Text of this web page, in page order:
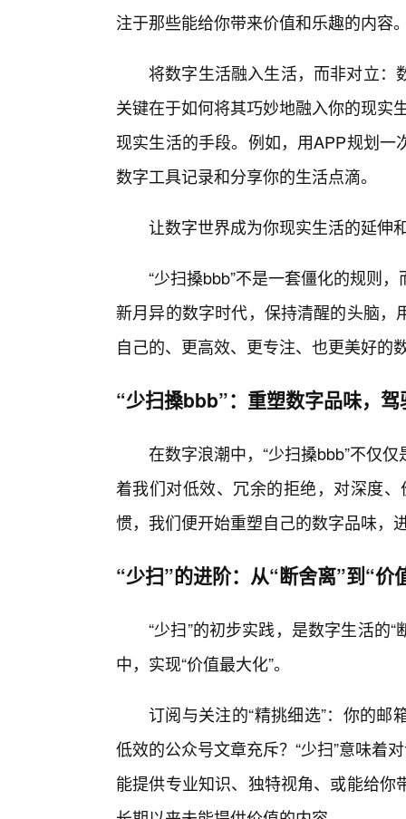
注于那些能给你带来价值和乐趣的内容
将数字生活融入生活，而非对立：
关键在于如何将其巧妙地融入你的现实
现实生活的手段。例如，用APP规划
数字工具记录和分享你的生活点滴。
让数字世界成为你现实生活的延伸
“少扫搡bbb”不是一套僵化的规则
新月异的数字时代，保持清醒的头脑
自己的、更高效、更专注、也更美好的
“少扫搡bbb”：重塑数字品味，
在数字浪潮中，“少扫搡bbb”不仅
着我们对低效、冗余的拒绝，对深度、
惯，我们便开始重塑自己的数字品味，
“少扫”的进阶：从“断舍离”到“价
“少扫”的初步实践，是数字生活的
中，实现“价值最大化”。
订阅与关注的“精挑细选”：你的
低效的公众号文章充斥？“少扫”意味着
能提供专业知识、独特视角、或能给